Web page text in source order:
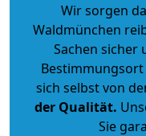
Wir sorgen
Waldmünchen
Sachen sicher
sich selbst von
der Qualität.
Sie